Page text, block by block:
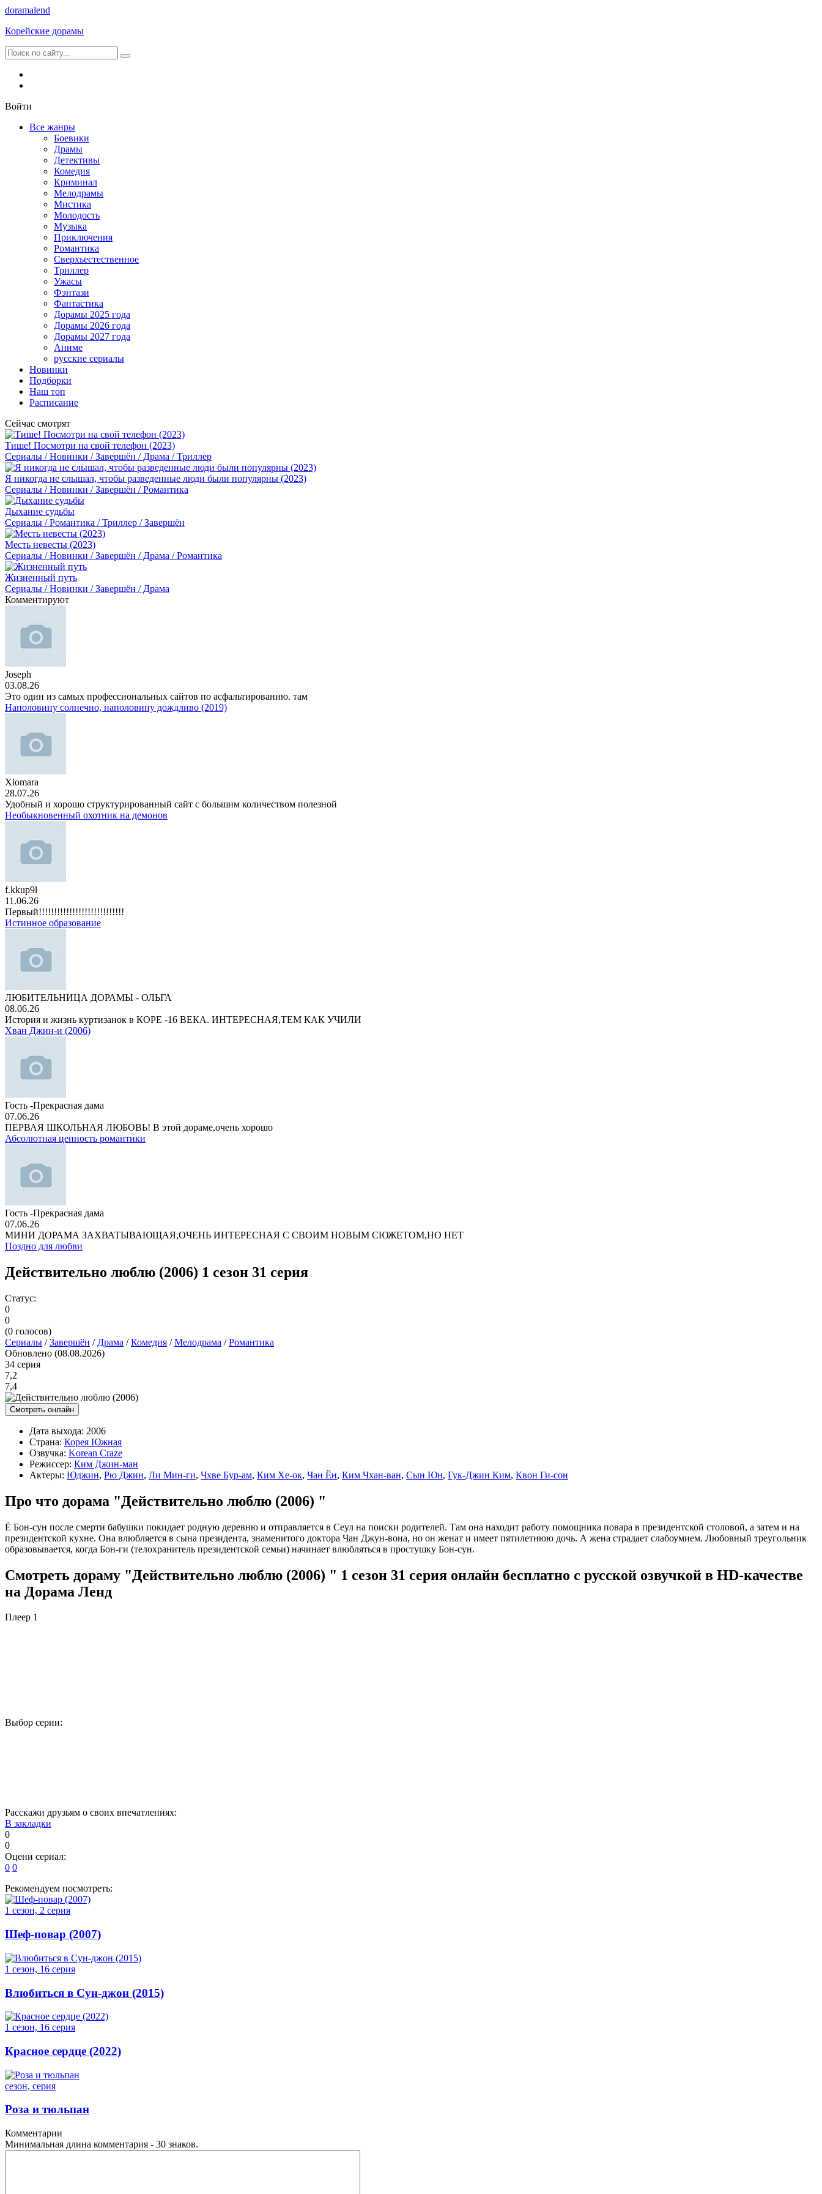
doramalend
Корейские дорамы
Войти
Все жанры
Боевики
Драмы
Детективы
Комедия
Криминал
Мелодрамы
Мистика
Молодость
Музыка
Приключения
Романтика
Сверхъестественное
Триллер
Ужасы
Фэнтази
Фантастика
Дорамы 2025 года
Дорамы 2026 года
Дорамы 2027 года
Аниме
русские сериалы
Новинки
Подборки
Наш топ
Расписание
Сейчас смотрят
Тише! Посмотри на свой телефон (2023)
Сериалы / Новинки / Завершён / Драма / Триллер
Я никогда не слышал, чтобы разведенные люди были популярны (2023)
Сериалы / Новинки / Завершён / Романтика
Дыхание судьбы
Сериалы / Романтика / Триллер / Завершён
Месть невесты (2023)
Сериалы / Новинки / Завершён / Драма / Романтика
Жизненный путь
Сериалы / Новинки / Завершён / Драма
Комментируют
Joseph
03.08.26
Это один из самых профессиональных сайтов по асфальтированию. там
Наполовину солнечно, наполовину дождливо (2019)
Xiomara
28.07.26
Удобный и хорошо структурированный сайт с большим количеством полезной
Необыкновенный охотник на демонов
f.kkup9l
11.06.26
Первый!!!!!!!!!!!!!!!!!!!!!!!!!!!!
Истинное образование
ЛЮБИТЕЛЬНИЦА ДОРАМЫ - ОЛЬГА
08.06.26
История и жизнь куртизанок в КОРЕ -16 ВЕКА. ИНТЕРЕСНАЯ,ТЕМ КАК УЧИЛИ
Хван Джин-и (2006)
Гость -Прекрасная дама
07.06.26
ПЕРВАЯ ШКОЛЬНАЯ ЛЮБОВЬ! В этой дораме,очень хорошо
Абсолютная ценность романтики
Гость -Прекрасная дама
07.06.26
МИНИ ДОРАМА ЗАХВАТЫВАЮЩАЯ,ОЧЕНЬ ИНТЕРЕСНАЯ С СВОИМ НОВЫМ СЮЖЕТОМ,НО НЕТ
Поздно для любви
Действительно люблю (2006) 1 сезон 31 серия
Статус:
0
0
(0 голосов)
Сериалы /Завершён / Драма /Комедия /Мелодрама /Романтика
Обновлено (08.08.2026)
34 серия
7,2
7,4
Смотреть онлайн
Дата выхода: 2006
Страна: Корея Южная
Озвучка: Korean Craze
Режиссер: Ким Джин-ман
Актеры: Юджин, Рю Джин, Ли Мин-ги, Чхве Бур-ам, Ким Хе-ок, Чан Ён, Ким Чхан-ван, Сын Юн, Гук-Джин Ким, Квон Ги-сон
Про что дорама "Действительно люблю (2006) "
Ё Бон-сун после смерти бабушки покидает родную деревню и отправляется в Сеул на поиски родителей. Там она находит работу помощника повара в президентской столовой, а затем и на
президентской кухне. Она влюбляется в сына президента, знаменитого доктора Чан Джун-вона, но он женат и имеет пятилетнюю дочь. А жена страдает слабоумием. Любовный треугольник
образовывается, когда Бон-ги (телохранитель президентской семьи) начинает влюбляться в простушку Бон-сун.
Смотреть дораму "Действительно люблю (2006) " 1 сезон 31 серия онлайн бесплатно с русской озвучкой в HD-качестве
на Дорама Ленд
Плеер 1
Выбор серии:
Расскажи друзьям о своих впечатлениях:
В закладки
0
0
Оцени сериал:
0 0
Рекомендуем посмотреть:
1 сезон, 2 серия
Шеф-повар (2007)
1 сезон, 16 серия
Влюбиться в Сун-джон (2015)
1 сезон, 16 серия
Красное сердце (2022)
сезон, серия
Роза и тюльпан
Комментарии
Минимальная длина комментария - 30 знаков.